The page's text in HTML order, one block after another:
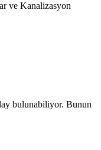
ve Kanalizasyon
bulunabiliyor. Bunun